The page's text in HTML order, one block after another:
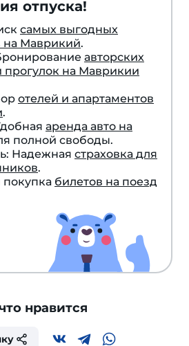
отпуска!
самых выгодных
на Маврикий.
авторских
прогулок на Маврикии
отелей и апартаментов
.
аренда авто на
полной свободы.
Надежная страховка для
.
билетов на поезд
нравится